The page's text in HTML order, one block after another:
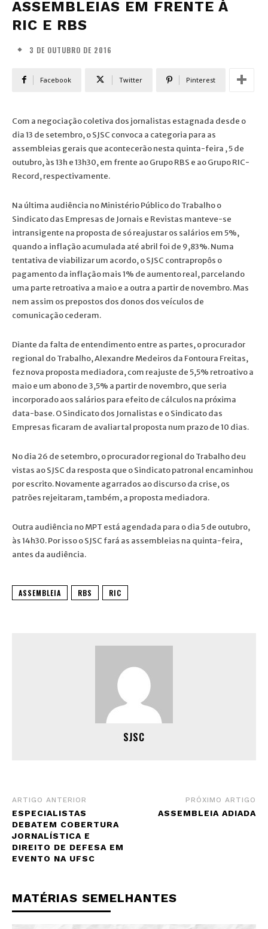
ASSEMBLEIAS EM FRENTE À
RIC E RBS
3 DE OUTUBRO DE 2016
Facebook Twitter Pinterest
Com a negociação coletiva dos jornalistas estagnada desde o
dia 13 de setembro, o SJSC convoca a categoria para as
assembleias gerais que acontecerão nesta quinta-feira , 5 de
outubro, às 13h e 13h30, em frente ao Grupo RBS e ao Grupo RIC-
Record, respectivamente.
Na última audiência no Ministério Público do Trabalho o
Sindicato das Empresas de Jornais e Revistas manteve-se
intransigente na proposta de só reajustar os salários em 5%,
quando a inflação acumulada até abril foi de 9,83%. Numa
tentativa de viabilizar um acordo, o SJSC contrapropôs o
pagamento da inflação mais 1% de aumento real, parcelando
uma parte retroativa a maio e a outra a partir de novembro. Mas
nem assim os prepostos dos donos dos veículos de
comunicação cederam.
Diante da falta de entendimento entre as partes, o procurador
regional do Trabalho, Alexandre Medeiros da Fontoura Freitas,
fez nova proposta mediadora, com reajuste de 5,5% retroativo a
maio e um abono de 3,5% a partir de novembro, que seria
incorporado aos salários para efeito de cálculos na próxima
data-base. O Sindicato dos Jornalistas e o Sindicato das
Empresas ficaram de avaliar tal proposta num prazo de 10 dias.
No dia 26 de setembro, o procurador regional do Trabalho deu
vistas ao SJSC da resposta que o Sindicato patronal encaminhou
por escrito. Novamente agarrados ao discurso da crise, os
patrões rejeitaram, também, a proposta mediadora.
Outra audiência no MPT está agendada para o dia 5 de outubro,
às 14h30. Por isso o SJSC fará as assembleias na quinta-feira,
antes da audiência.
ASSEMBLEIA RBS RIC
SJSC
ARTIGO ANTERIOR
ESPECIALISTAS
DEBATEM COBERTURA
JORNALÍSTICA E
DIREITO DE DEFESA EM
EVENTO NA UFSC
PRÓXIMO ARTIGO
ASSEMBLEIA ADIADA
MATÉRIAS SEMELHANTES